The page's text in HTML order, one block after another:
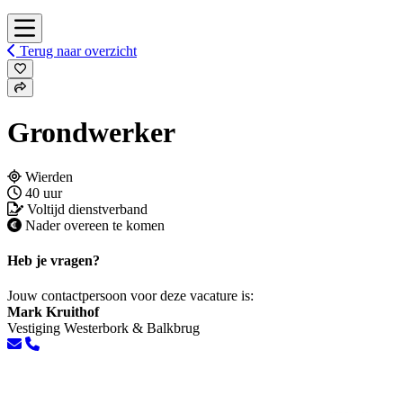
Terug naar overzicht
Grondwerker
Wierden
40 uur
Voltijd dienstverband
Nader overeen te komen
Heb je vragen?
Jouw contactpersoon voor deze vacature is:
Mark Kruithof
Vestiging Westerbork & Balkbrug